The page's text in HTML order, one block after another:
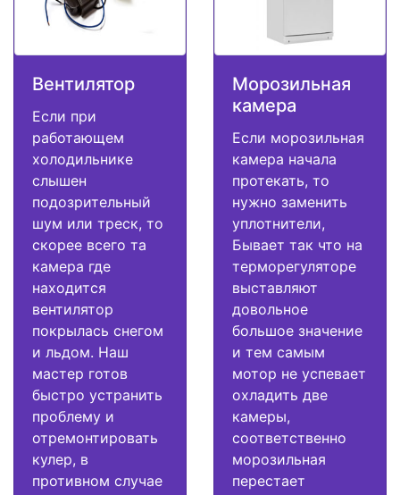
Вентилятор
Если при
работающем
холодильнике
слышен
подозрительный
шум или треск, то
скорее всего та
камера где
находится
вентилятор
покрылась снегом
и льдом. Наш
мастер готов
быстро устранить
проблему и
отремонтировать
кулер, в
противном случае
Морозильная
камера
Если морозильная
камера начала
протекать, то
нужно заменить
уплотнители,
Бывает так что на
терморегуляторе
выставляют
довольное
большое значение
и тем самым
мотор не успевает
охладить две
камеры,
соответственно
морозильная
перестает